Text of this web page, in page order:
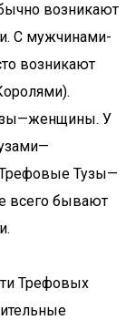
возникают
С мужчинами-
возникают
У
Тузы—
всего бывают
Трефовых